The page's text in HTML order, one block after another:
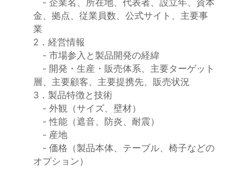
- 企業名、所在地、代表者、設立年、資本
金、拠点、従業員数、公式サイト、主要事
業
2．経営情報
- 市場参入と製品開発の経緯
- 開発・生産・販売体系、主要ターゲット
層、主要顧客、主要提携先、販売状況
3．製品特徴と技術
- 外観（サイズ、壁材）
- 性能（遮音、防炎、耐震）
- 産地
- 価格（製品本体、テーブル、椅子などの
オプション）